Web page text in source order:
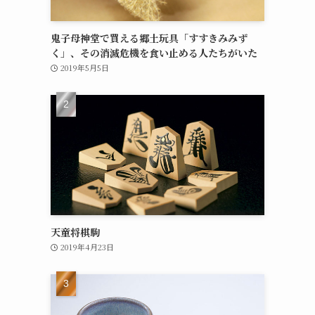
鬼子母神堂で買える郷土玩具「すすきみみず
く」、その消滅危機を食い止める人たちがいた
2019年5月5日
天童将棋駒
2019年4月23日